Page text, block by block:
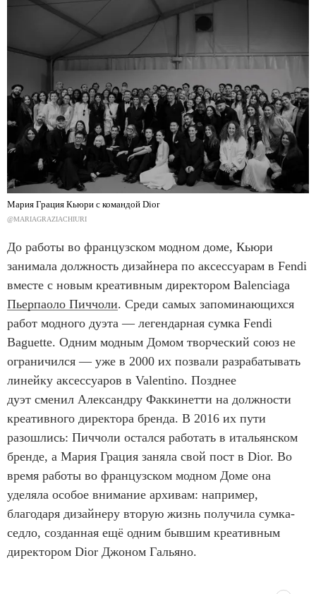
Мария Грация Кьюри с командой Dior
@MARIAGRAZIACHIURI
До работы во французском модном доме, Кьюри
занимала должность дизайнера по аксессуарам в Fendi
вместе с новым креативным директором Balenciaga
Пьерпаоло Пиччоли. Среди самых запоминающихся
работ модного дуэта — легендарная сумка Fendi
Baguette. Одним модным Домом творческий союз не
ограничился — уже в 2000 их позвали разрабатывать
линейку аксессуаров в Valentino. Позднее
дуэт сменил Александру Факкинетти на должности
креативного директора бренда. В 2016 их пути
разошлись: Пиччоли остался работать в итальянском
бренде, а Мария Грация заняла свой пост в Dior. Во
время работы во французском модном Доме она
уделяла особое внимание архивам: например,
благодаря дизайнеру вторую жизнь получила сумка-
седло, созданная ещё одним бывшим креативным
директором Dior Джоном Гальяно.